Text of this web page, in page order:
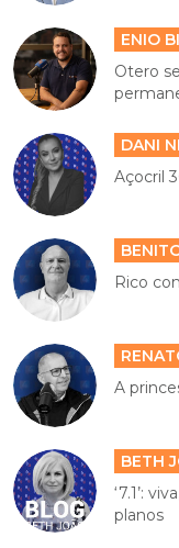
ENIO
Otero
DANI
Açocril
Rico
A
BETH
‘7.1’:
planos